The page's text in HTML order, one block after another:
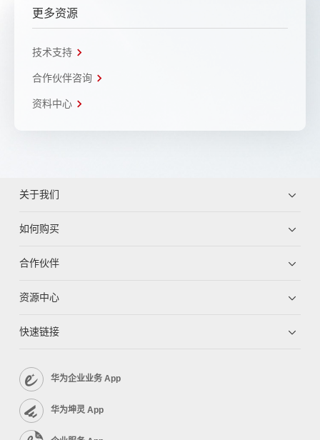
更多资源
技术支持
合作伙伴咨询
资料中心
关于我们
如何购买
合作伙伴
资源中心
快速链接
华为企业业务 App
华为坤灵 App